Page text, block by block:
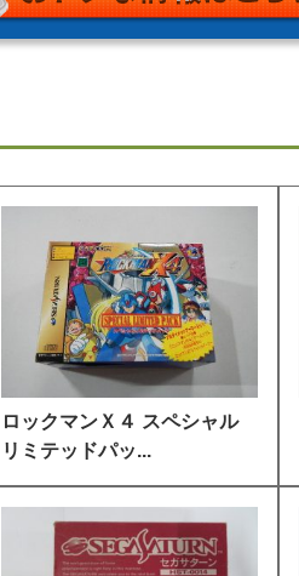
ロックマンＸ４ スペシャル
リミテッドパッ...